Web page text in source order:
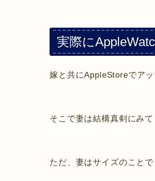
実際に
嫁と共にAppleStoreでア
そこで妻は結構真剣にみ
ただ、妻はサイズのこと